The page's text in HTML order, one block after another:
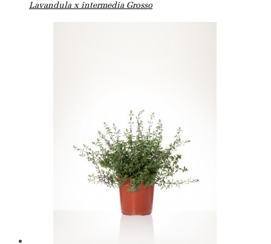
Lavandula x intermedia Grosso